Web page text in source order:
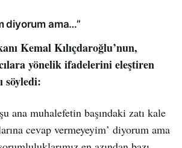
diyorum ama…”
Kemal Kılıçdaroğlu’nun,
yönelik ifadelerini eleştiren
söyledi:
ana muhalefetin başındaki zatı kale
cevap vermeyeyim’ diyorum ama